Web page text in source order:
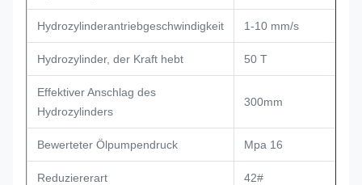
Hydrozylinderantriebgeschwindigkeit 1-10 mm/s
Hydrozylinder, der Kraft hebt 50 T
Effektiver Anschlag des
Hydrozylinders
300mm
Bewerteter Ölpumpendruck Mpa 16
Reduziererart 42#